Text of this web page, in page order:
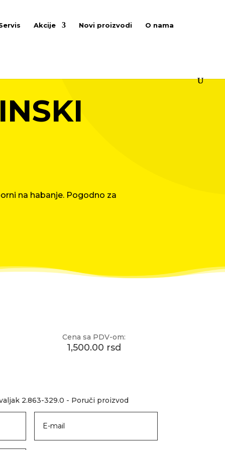
Akcije Novi proizvodi O nama
na habanje. Pogodno za
Cena sa PDV-om:
1,500.00 rsd
2.863-329.0 - Poruči proizvod